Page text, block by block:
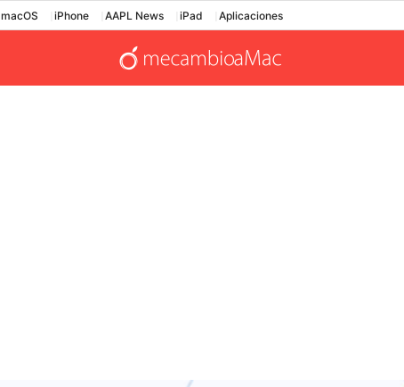
macOS iPhone AAPL News iPad Aplicaciones